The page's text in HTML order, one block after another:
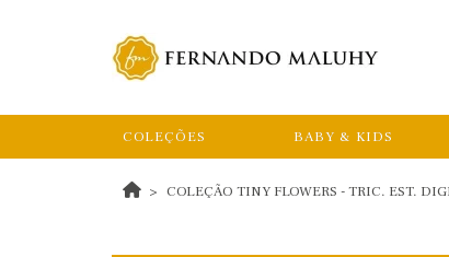
COLEÇÕES BABY & KIDS
COLEÇÃO TINY FLOWERS - TRIC. EST.